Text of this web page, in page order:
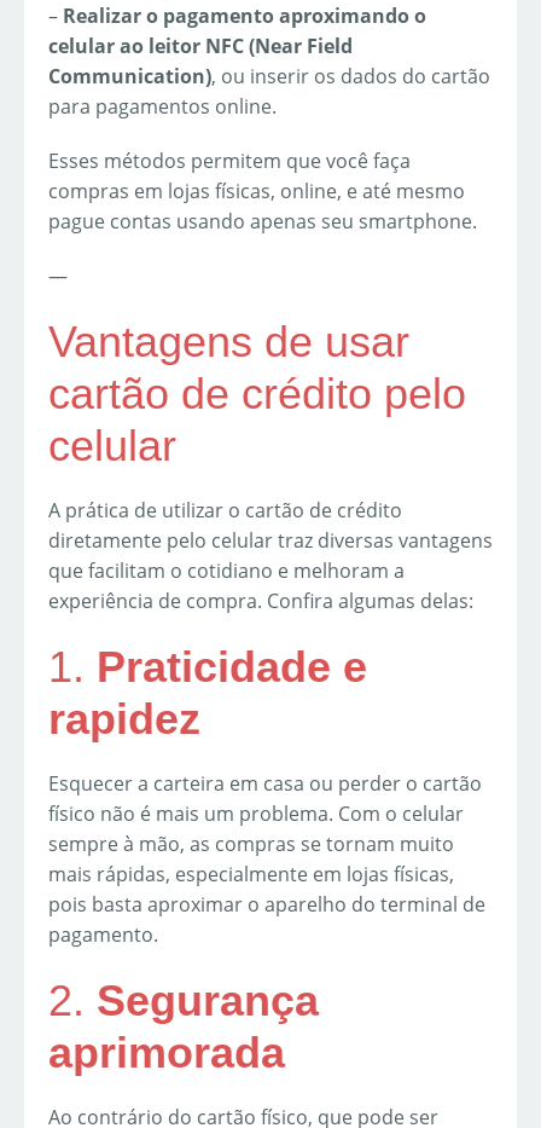
– Realizar o pagamento aproximando o
celular ao leitor NFC (Near Field
Communication), ou inserir os dados do cartão
para pagamentos online.
Esses métodos permitem que você faça
compras em lojas físicas, online, e até mesmo
pague contas usando apenas seu smartphone.
—
Vantagens de usar
cartão de crédito pelo
celular
A prática de utilizar o cartão de crédito
diretamente pelo celular traz diversas vantagens
que facilitam o cotidiano e melhoram a
experiência de compra. Confira algumas delas:
1. Praticidade e
rapidez
Esquecer a carteira em casa ou perder o cartão
físico não é mais um problema. Com o celular
sempre à mão, as compras se tornam muito
mais rápidas, especialmente em lojas físicas,
pois basta aproximar o aparelho do terminal de
pagamento.
2. Segurança
aprimorada
Ao contrário do cartão físico, que pode ser